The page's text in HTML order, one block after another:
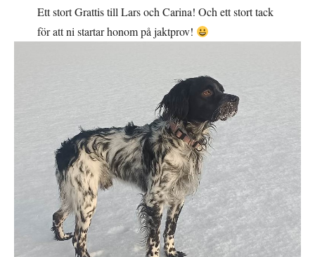
Ett stort Grattis till Lars och Carina! Och ett stort tack
för att ni startar honom på jaktprov!